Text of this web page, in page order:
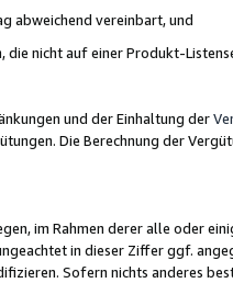
abweichend vereinbart, und
nicht auf einer Produkt-
und der Einhaltung der
Die Berechnung der
im Rahmen derer alle oder
in dieser Ziffer ggf.
Sofern nichts anderes